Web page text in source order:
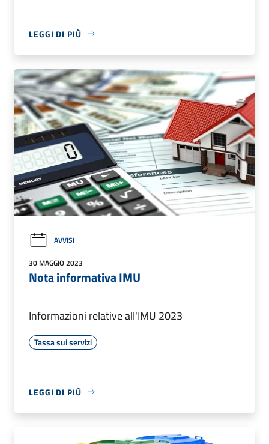
LEGGI DI PIÙ
AVVISI
30 MAGGIO 2023
Nota informativa IMU
Informazioni relative all'IMU 2023
Tassa sui servizi
LEGGI DI PIÙ